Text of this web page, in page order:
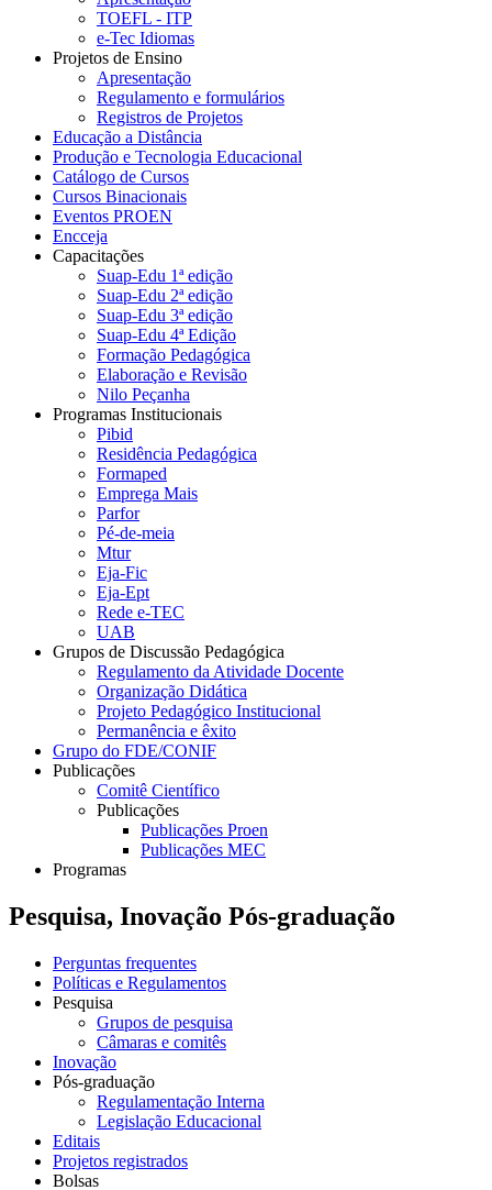
TOEFL - ITP
e-Tec Idiomas
Projetos de Ensino
Apresentação
Regulamento e formulários
Registros de Projetos
Educação a Distância
Produção e Tecnologia Educacional
Catálogo de Cursos
Cursos Binacionais
Eventos PROEN
Encceja
Capacitações
Suap-Edu 1ª edição
Suap-Edu 2ª edição
Suap-Edu 3ª edição
Suap-Edu 4ª Edição
Formação Pedagógica
Elaboração e Revisão
Nilo Peçanha
Programas Institucionais
Pibid
Residência Pedagógica
Formaped
Emprega Mais
Parfor
Pé-de-meia
Mtur
Eja-Fic
Eja-Ept
Rede e-TEC
UAB
Grupos de Discussão Pedagógica
Regulamento da Atividade Docente
Organização Didática
Projeto Pedagógico Institucional
Permanência e êxito
Grupo do FDE/CONIF
Publicações
Comitê Científico
Publicações
Publicações Proen
Publicações MEC
Programas
Pesquisa, Inovação Pós-graduação
Perguntas frequentes
Políticas e Regulamentos
Pesquisa
Grupos de pesquisa
Câmaras e comitês
Inovação
Pós-graduação
Regulamentação Interna
Legislação Educacional
Editais
Projetos registrados
Bolsas